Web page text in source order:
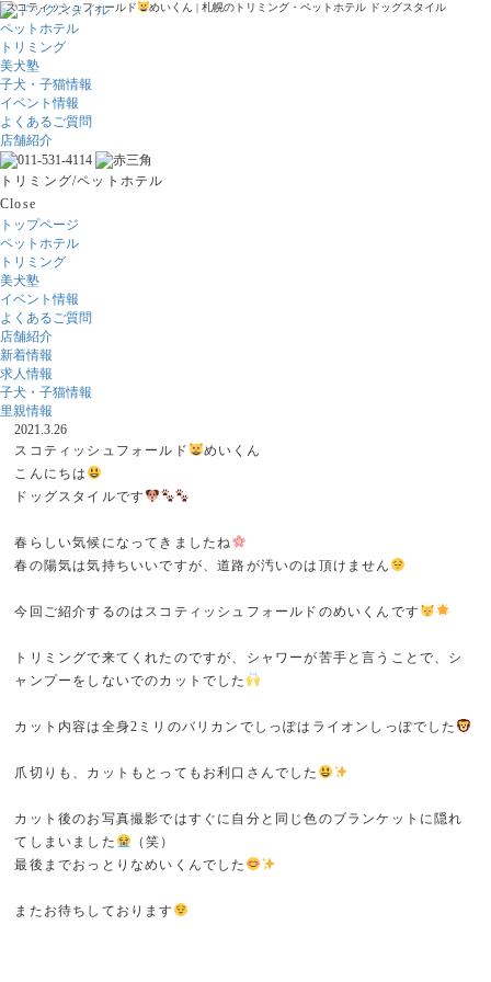
スコティッシュフォールド めいくん | 札幌のトリミング・ペットホテル ドッグスタイル
ペットホテル
トリミング
美犬塾
子犬・子猫情報
イベント情報
よくあるご質問
店舗紹介
トリミング/ペットホテル
Close
トップページ
ペットホテル
トリミング
美犬塾
イベント情報
よくあるご質問
店舗紹介
新着情報
求人情報
子犬・子猫情報
里親情報
2021.3.26
スコティッシュフォールド
めいくん
こんにちは
ドッグスタイルです
春らしい気候になってきましたね
春の陽気は気持ちいいですが、道路が汚いのは頂けません
今回ご紹介するのはスコティッシュフォールドのめいくんです
トリミングで来てくれたのですが、シャワーが苦手と言うことで、シ
ャンプーをしないでのカットでした
カット内容は全身2ミリのバリカンでしっぽはライオンしっぽでした
爪切りも、カットもとってもお利口さんでした
カット後のお写真撮影ではすぐに自分と同じ色のブランケットに隠れ
てしまいました
（笑）
最後までおっとりなめいくんでした
またお待ちしております